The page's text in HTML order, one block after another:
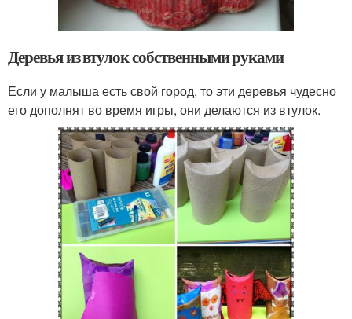
Деревья из втулок собственными руками
Если у малыша есть свой город, то эти деревья чудесно
его дополнят во время игры, они делаются из втулок.